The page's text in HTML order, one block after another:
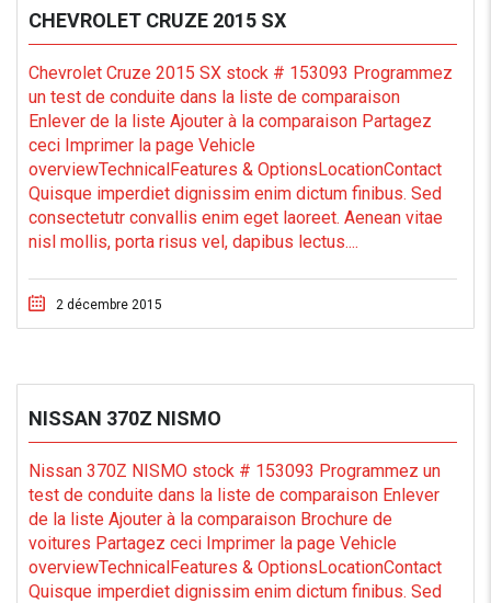
CHEVROLET CRUZE 2015 SX
Chevrolet Cruze 2015 SX stock # 153093 Programmez
un test de conduite dans la liste de comparaison
Enlever de la liste Ajouter à la comparaison Partagez
ceci Imprimer la page Vehicle
overviewTechnicalFeatures & OptionsLocationContact
Quisque imperdiet dignissim enim dictum finibus. Sed
consectetutr convallis enim eget laoreet. Aenean vitae
nisl mollis, porta risus vel, dapibus lectus....
2 décembre 2015
NISSAN 370Z NISMO
Nissan 370Z NISMO stock # 153093 Programmez un
test de conduite dans la liste de comparaison Enlever
de la liste Ajouter à la comparaison Brochure de
voitures Partagez ceci Imprimer la page Vehicle
overviewTechnicalFeatures & OptionsLocationContact
Quisque imperdiet dignissim enim dictum finibus. Sed